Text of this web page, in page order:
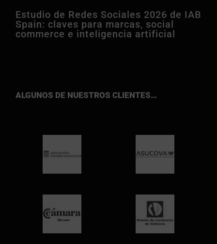
Estudio de Redes Sociales 2026 de IAB
Spain: claves para marcas, social
commerce e inteligencia artificial
ALGUNOS DE NUESTROS CLIENTES…